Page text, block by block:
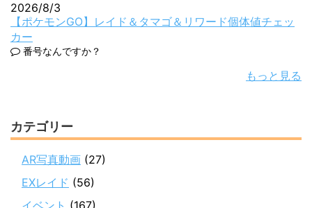
2026/8/3
【ポケモンGO】レイド＆タマゴ＆リワード個体値チェッ
カー
番号なんですか？
もっと見る
カテゴリー
AR写真動画 (27)
EXレイド (56)
イベント (167)